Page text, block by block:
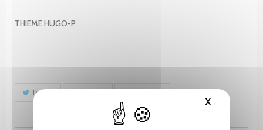
XMasquer
THIEME HUGO-P
Tweet Partager Pinterest